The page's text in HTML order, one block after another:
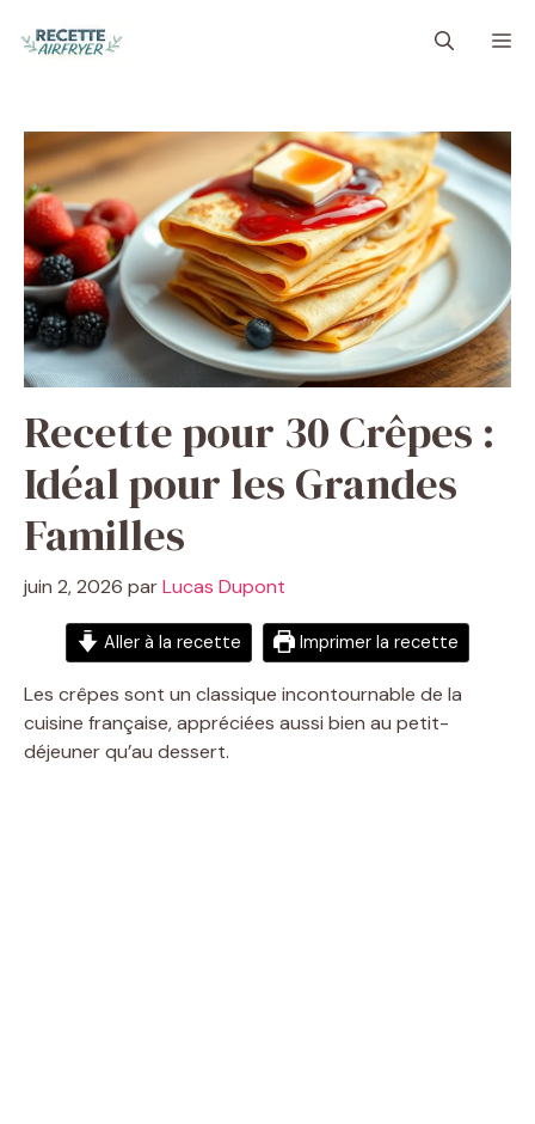
Recette pour 30 Crêpes :
Idéal pour les Grandes
Familles
juin 2, 2026 parLucas Dupont
Aller à la recette Imprimer la recette
Les crêpes sont un classique incontournable de la
cuisine française, appréciées aussi bien au petit-
déjeuner qu’au dessert.